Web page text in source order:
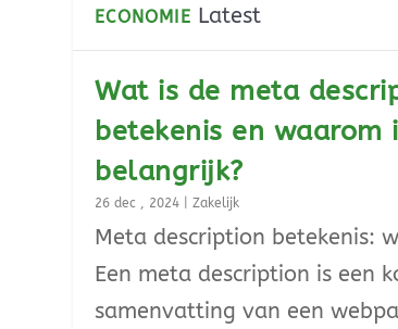
ECONOMIE Latest
Wat is de meta
betekenis en waarom
belangrijk?
26 dec , 2024 |Zakelijk
Meta description betekenis:
Een meta description is een
samenvatting van een